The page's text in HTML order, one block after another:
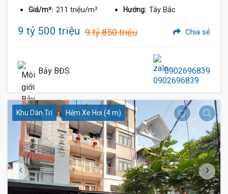
Giá/m²: 211 triệu/m² Hướng: Tây Bắc
9 tỷ 500 triệu 9 tỷ 850 triệu Chia sẻ
Bảy BĐS 0902696839
Khu Dân Trí Hẻm Xe Hơi (4 m)